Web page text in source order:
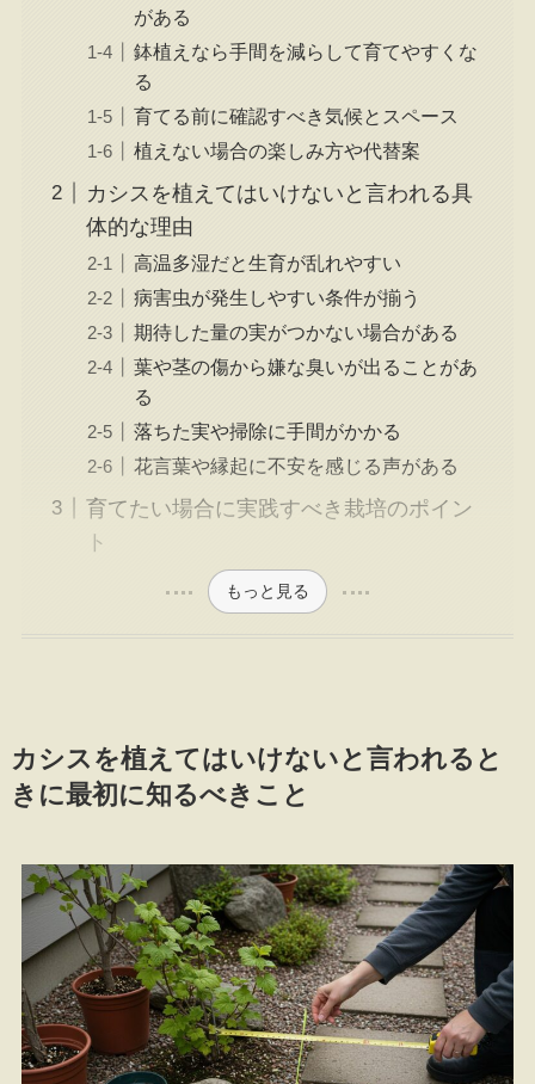
がある
鉢植えなら手間を減らして育てやすくな
る
育てる前に確認すべき気候とスペース
植えない場合の楽しみ方や代替案
カシスを植えてはいけないと言われる具
体的な理由
高温多湿だと生育が乱れやすい
病害虫が発生しやすい条件が揃う
期待した量の実がつかない場合がある
葉や茎の傷から嫌な臭いが出ることがあ
る
落ちた実や掃除に手間がかかる
花言葉や縁起に不安を感じる声がある
育てたい場合に実践すべき栽培のポイン
ト
もっと見る
カシスを植えてはいけないと言われると
きに最初に知るべきこと